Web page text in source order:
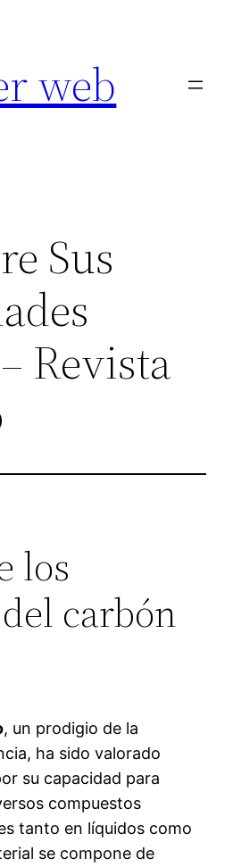
web
Sus
Revista
los
carbón
, un prodigio de la
ha sido valorado
su capacidad para
compuestos
tanto en líquidos como
se compone de